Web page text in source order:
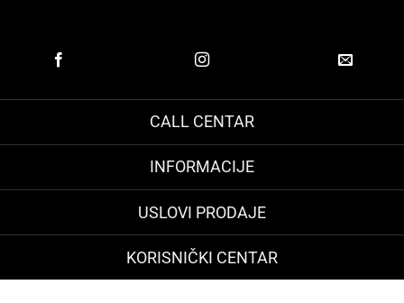
CALL CENTAR
INFORMACIJE
USLOVI PRODAJE
KORISNIČKI CENTAR